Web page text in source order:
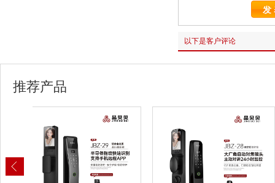
以下是客户评论
推荐产品